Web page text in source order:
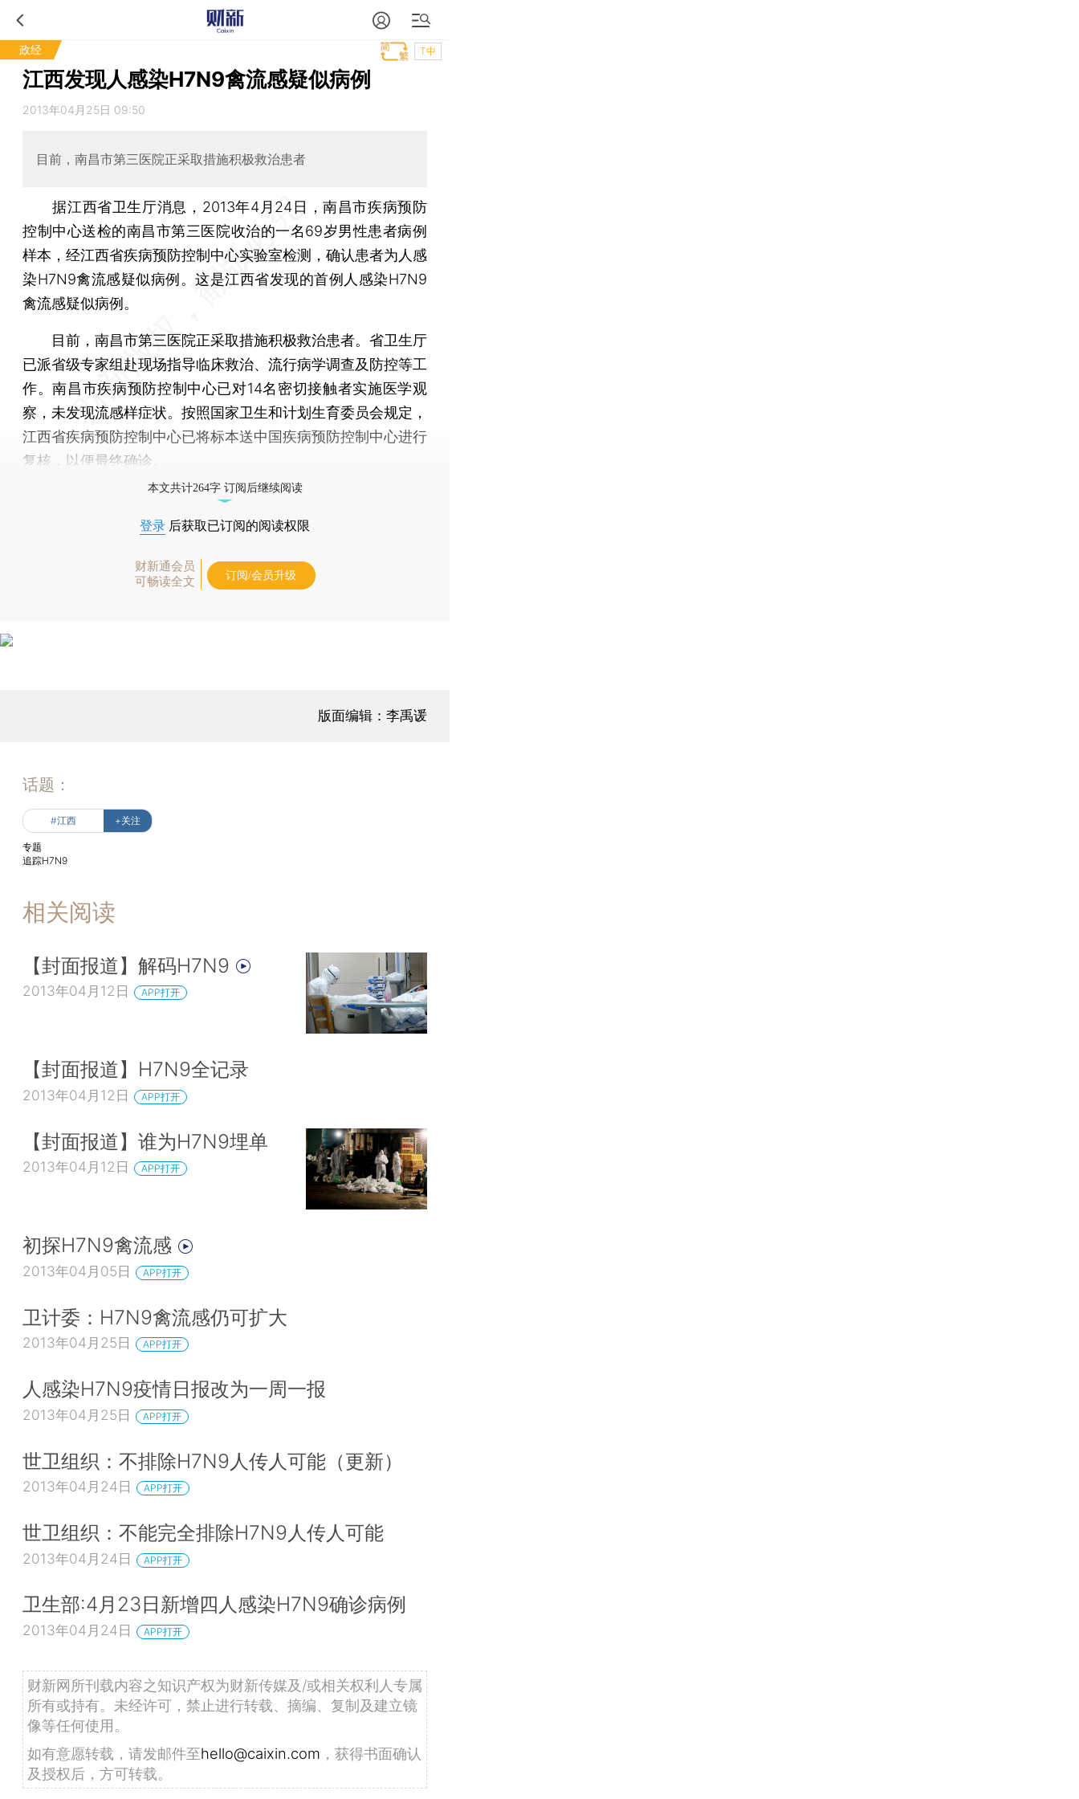
政经 T中
江西发现人感染H7N9禽流感疑似病例
2013年04月25日 09:50
目前，南昌市第三医院正采取措施积极救治患者
据江西省卫生厅消息，2013年4月24日，南昌市疾病预防
控制中心送检的南昌市第三医院收治的一名69岁男性患者病例
样本，经江西省疾病预防控制中心实验室检测，确认患者为人感
染H7N9禽流感疑似病例。这是江西省发现的首例人感染H7N9
禽流感疑似病例。
目前，南昌市第三医院正采取措施积极救治患者。省卫生厅
已派省级专家组赴现场指导临床救治、流行病学调查及防控等工
作。南昌市疾病预防控制中心已对14名密切接触者实施医学观
察，未发现流感样症状。按照国家卫生和计划生育委员会规定，
江西省疾病预防控制中心已将标本送中国疾病预防控制中心进行
复核，以便最终确诊。
本文共计264字 订阅后继续阅读
登录 后获取已订阅的阅读权限
财新通会员
可畅读全文
订阅/会员升级
版面编辑：李禹谖
话题：
#江西 +关注
专题
追踪H7N9
相关阅读
【封面报道】解码H7N9
2013年04月12日 APP打开
【封面报道】H7N9全记录
2013年04月12日 APP打开
【封面报道】谁为H7N9埋单
2013年04月12日 APP打开
初探H7N9禽流感
2013年04月05日 APP打开
卫计委：H7N9禽流感仍可扩大
2013年04月25日 APP打开
人感染H7N9疫情日报改为一周一报
2013年04月25日 APP打开
世卫组织：不排除H7N9人传人可能（更新）
2013年04月24日 APP打开
世卫组织：不能完全排除H7N9人传人可能
2013年04月24日 APP打开
卫生部:4月23日新增四人感染H7N9确诊病例
2013年04月24日 APP打开
财新网所刊载内容之知识产权为财新传媒及/或相关权利人专属
所有或持有。未经许可，禁止进行转载、摘编、复制及建立镜
像等任何使用。
如有意愿转载，请发邮件至hello@caixin.com ，获得书面确认
及授权后，方可转载。